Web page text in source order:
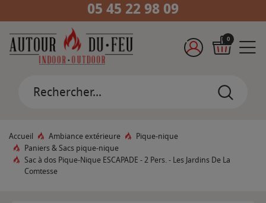
05 45 22 98 09
0
Accueil Ambiance extérieure
Pique-nique
Paniers & Sacs pique-nique
Sac à dos Pique-Nique ESCAPADE - 2 Pers. - Les Jardins De La
Comtesse